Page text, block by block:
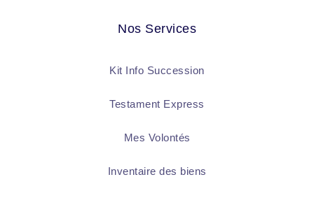
Nos Services
Kit Info Succession
Testament Express
Mes Volontés
Inventaire des biens